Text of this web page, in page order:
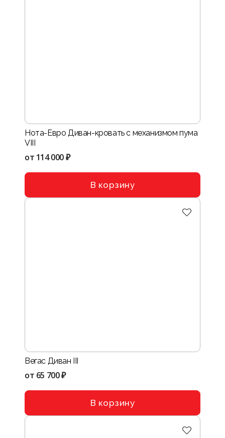
Нота-Евро Диван-кровать с механизмом пума
VIII
от 114 000 ₽
В корзину
Вегас Диван III
от 65 700 ₽
В корзину